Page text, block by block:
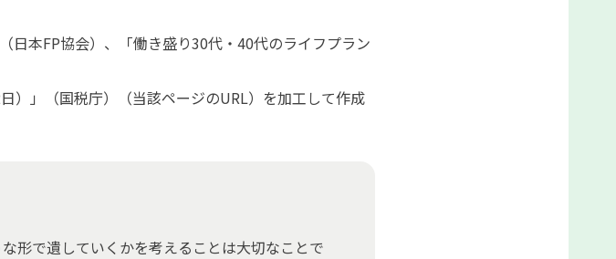
本FP協会）、「働き盛り30代・40代のライフプラン
」（国税庁）（当該ページのURL）を加工して作成
形で遺していくかを考えることは大切なことで